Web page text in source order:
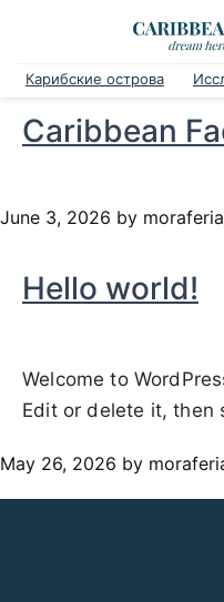
Карибские острова
Caribbean
June 3, 2026 by moraferia
Hello world!
Welcome to
Edit or delete it, then
May 26, 2026 by